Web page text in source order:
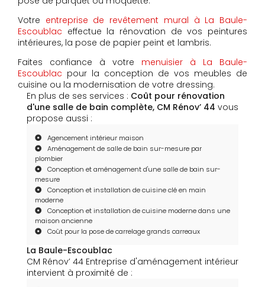
Votre entreprise de revêtement mural à La Baule-
Escoublac effectue la rénovation de vos peintures
intérieures, la pose de papier peint et lambris.
Faites confiance à votre menuisier à La Baule-
Escoublac pour la conception de vos meubles de
cuisine ou la modernisation de votre dressing.
En plus de ses services : Coût pour rénovation
d'une salle de bain complète, CM Rénov’ 44 vous
propose aussi :
Agencement intérieur maison
Aménagement de salle de bain sur-mesure par
plombier
Conception et aménagement d'une salle de bain sur-
mesure
Conception et installation de cuisine clé en main
moderne
Conception et installation de cuisine moderne dans une
maison ancienne
Coût pour la pose de carrelage grands carreaux
La Baule-Escoublac
CM Rénov’ 44 Entreprise d'aménagement intérieur
intervient à proximité de :